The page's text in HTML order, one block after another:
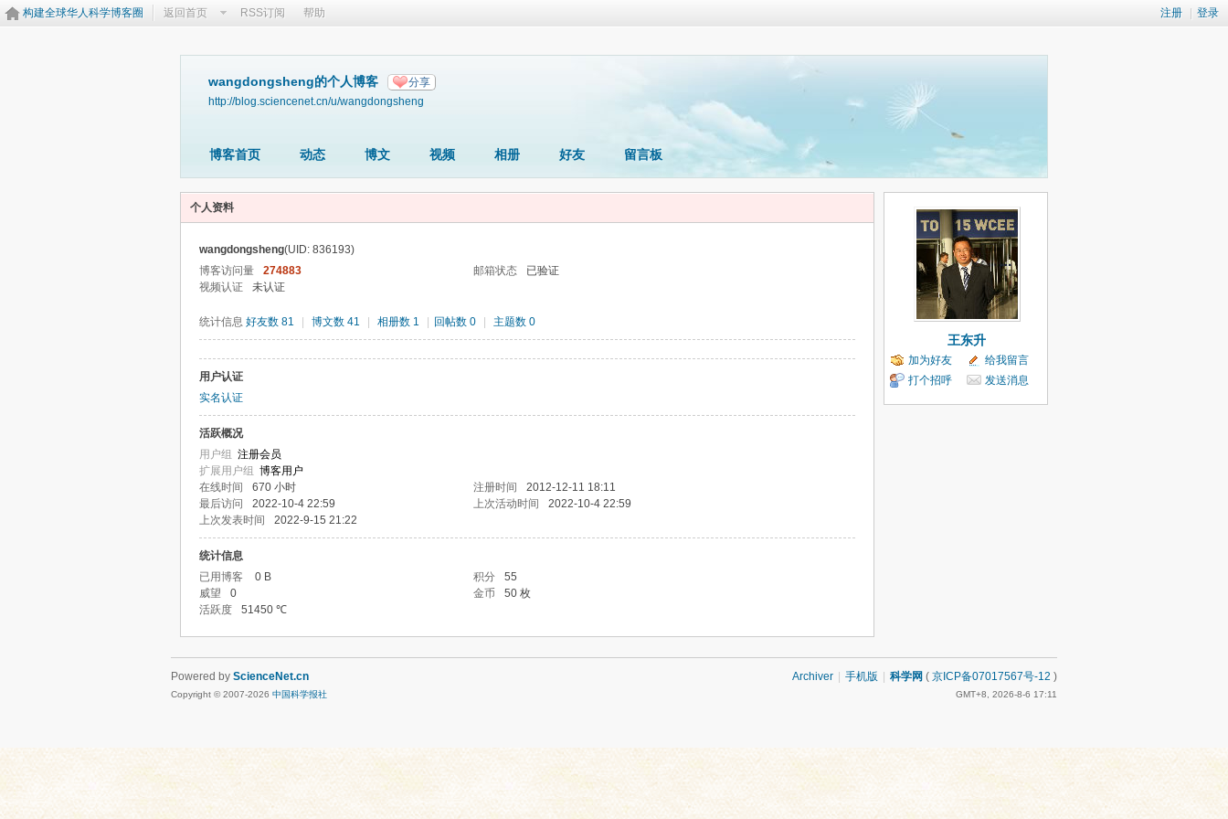
注册 登录
构建全球华人科学博客圈 返回首页 RSS订阅 帮助
wangdongsheng的个人博客 分享
http://blog.sciencenet.cn/u/wangdongsheng
博客首页 动态 博文 视频 相册 好友 留言板
个人资料
wangdongsheng(UID: 836193)
博客访问量
274883 邮箱状态
已验证
视频认证
未认证
统计信息 好友数 81 博文数 41 相册数 1 回帖数 0 主题数 0
用户认证
实名认证
活跃概况
用户组 注册会员
扩展用户组 博客用户
在线时间
670 小时 注册时间
2012-12-11 18:11
最后访问
2022-10-4 22:59 上次活动时间
2022-10-4 22:59
上次发表时间
2022-9-15 21:22
统计信息
已用博客
0 B 积分
55
威望
0 金币
50 枚
活跃度
51450 ℃
王东升
加为好友
给我留言
打个招呼
发送消息
Archiver 手机版 科学网 ( 京ICP备07017567号-12 )
GMT+8, 2026-8-6 17:11
Powered by ScienceNet.cn
Copyright © 2007-2026 中国科学报社